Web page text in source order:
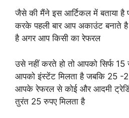
जैसे की मैंने इस आर्टिकल में बताया है
करके पहली बार आप अकाउंट बनाते
है अगर आप किसी का रेफरल
उसे नहीं करते हो तो आपको सिर्फ
आपको इंस्टेंट मिलता है जबकि 25 -
आपके रेफरल से कोई और आदमी
तुरंत 25 रुपए मिलता है